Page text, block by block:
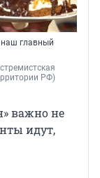
наш главный
РФ)
важно не
идут,